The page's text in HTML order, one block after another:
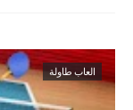
العاب طاولة